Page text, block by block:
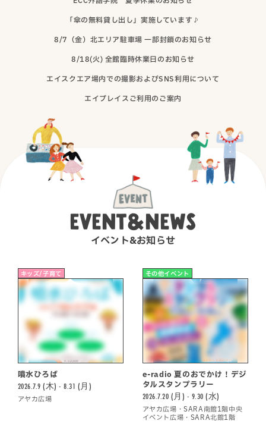
「傘の無料貸し出し」実施しています♪
8/7（金）北エリア駐車場 一部封鎖のお知らせ（別ウィンドウ
8/18(火) 全館臨時休業日のお知らせ
エイスクエア場内での撮影およびSNS利用について
エイプレイスご利用のご案内
EVENT&NEWS
イベント&お知らせ
キッズ/子育て
噴水ひろば
2026.7.9 (木) - 8.31 (月)
アヤカ広場
その他イベント
e-radio 夏のおでかけ！デジ
タルスタンプラリー
2026.7.20 (月) - 9.30 (水)
アヤカ広場・SARA南館1階中央
イベント広場・SARA北館1階